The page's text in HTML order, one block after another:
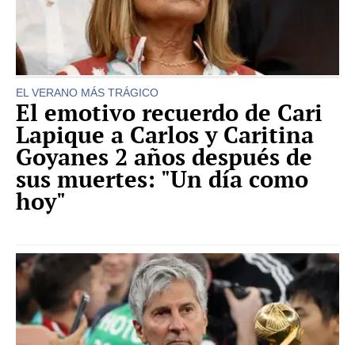
EL VERANO MÁS TRÁGICO
El emotivo recuerdo de Cari
Lapique a Carlos y Caritina
Goyanes 2 años después de
sus muertes: "Un día como
hoy"